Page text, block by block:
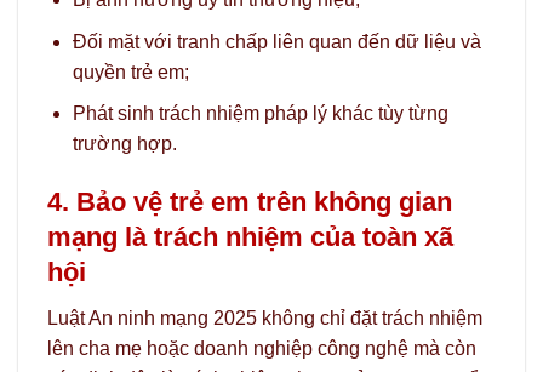
Đối mặt với tranh chấp liên quan đến dữ liệu và
quyền trẻ em;
Phát sinh trách nhiệm pháp lý khác tùy từng
trường hợp.
4. Bảo vệ trẻ em trên không gian
mạng là trách nhiệm của toàn xã
hội
Luật An ninh mạng 2025 không chỉ đặt trách nhiệm
lên cha mẹ hoặc doanh nghiệp công nghệ mà còn